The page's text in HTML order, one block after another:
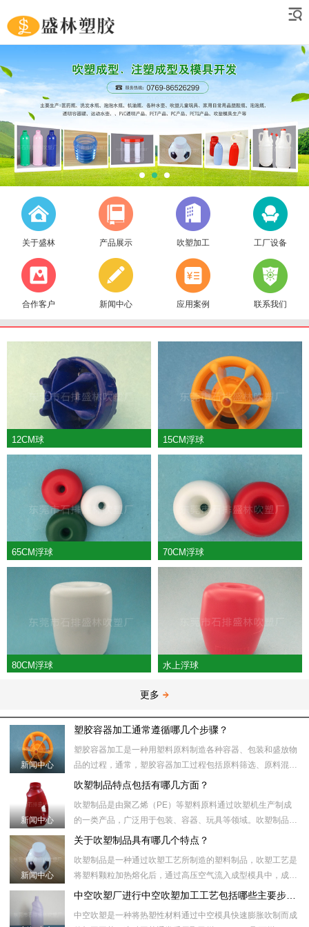
关于盛林 产品展示 吹塑加工 工厂设备
合作客户 新闻中心 应用案例 联系我们
12CM球 15CM浮球
65CM浮球 70CM浮球
80CM浮球 水上浮球
更多
新闻中心
塑胶容器加工通常遵循哪几个步骤？
塑胶容器加工是一种用塑料原料制造各种容器、包装和盛放物
品的过程，通常，塑胶容器加工过程包括原料筛选、原料混
合、塑化加热、模具注射、冷却、取出、后处理等步骤。​具体
新闻中心
吹塑制品特点包括有哪几方面？
吹塑制品是由聚乙烯（PE）等塑料原料通过吹塑机生产制成
的一类产品，广泛用于包装、容器、玩具等领域。吹塑制品制
作过程中，首先将塑料颗粒加热到合适的温度，然后将塑料颗
新闻中心
关于吹塑制品具有哪几个特点？
吹塑制品是一种通过吹塑工艺所制造的塑料制品，吹塑工艺是
将塑料颗粒加热熔化后，通过高压空气流入成型模具中，成型
模具内部的形状和壁厚受压力和温度控制。随后，通过冷却模中空吹塑厂进行中空吹塑加工工艺包括哪些主要步骤？
中空吹塑是一种将热塑性材料通过中空模具快速膨胀吹制而成